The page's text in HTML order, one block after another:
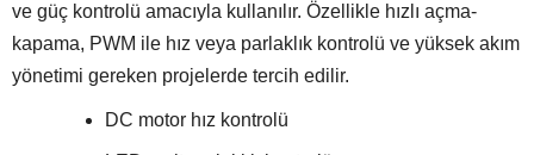
ve güç kontrolü amacıyla kullanılır. Özellikle hızlı açma-
kapama, PWM ile hız veya parlaklık kontrolü ve yüksek akım
yönetimi gereken projelerde tercih edilir.
DC motor hız kontrolü